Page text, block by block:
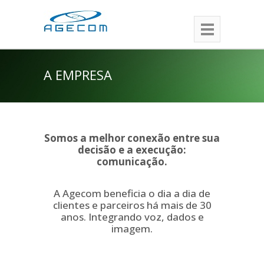
A EMPRESA
Somos a melhor conexão entre sua
decisão e a execução:
comunicação.
A Agecom beneficia o dia a dia de
clientes e parceiros há mais de 30
anos. Integrando voz, dados e
imagem.